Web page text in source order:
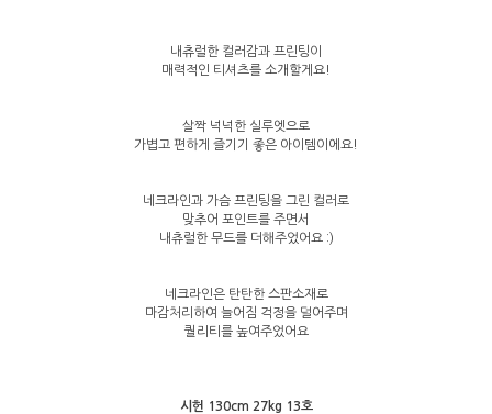
내츄럴한 컬러감과 프린팅이
매력적인 티셔츠를 소개할게요!
살짝 넉넉한 실루엣으로
가볍고 편하게 즐기기 좋은 아이템이에요!
네크라인과 가슴 프린팅을 그린 컬러로
맞추어 포인트를 주면서
내츄럴한 무드를 더해주었어요 :)
네크라인은 탄탄한 스판소재로
마감처리하여 늘어짐 걱정을 덜어주며
퀄리티를 높여주었어요
시헌 130cm 27kg 13호